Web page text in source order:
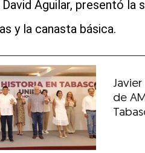
Aguilar, presentó la
y la canasta básica.
de